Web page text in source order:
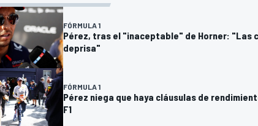
FÓRMULA 1
Pérez, tras el "inaceptable" de Horner: "Las
deprisa"
FÓRMULA 1
Pérez niega que haya cláusulas de
F1